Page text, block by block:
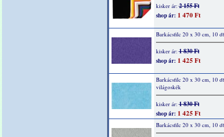
kisker ár:2 155 Ft
shop ár: 1 470 Ft
Barkácsfilc 20 x 30 cm, 10
kisker ár:1 830 Ft
shop ár: 1 425 Ft
Barkácsfilc 20 x 30 cm, 10
világoskék
kisker ár:1 830 Ft
shop ár: 1 425 Ft
Barkácsfilc 20 x 30 cm, 10